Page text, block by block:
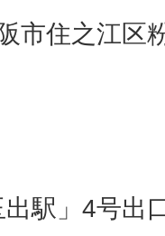
市住之江区
駅」4号出